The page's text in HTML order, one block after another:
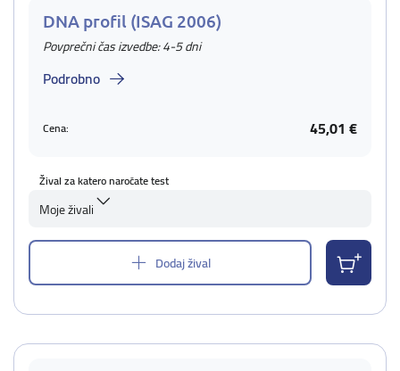
DNA profil (ISAG 2006)
Povprečni čas izvedbe: 4-5 dni
Podrobno
Cena: 45,01 €
Žival za katero naročate test
Moje živali
Dodaj žival